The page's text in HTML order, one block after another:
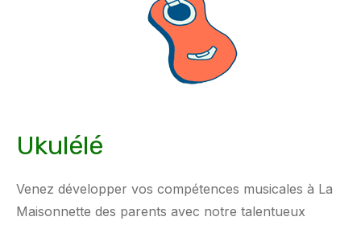
Ukulélé
Venez développer vos compétences musicales à La
Maisonnette des parents avec notre talentueux